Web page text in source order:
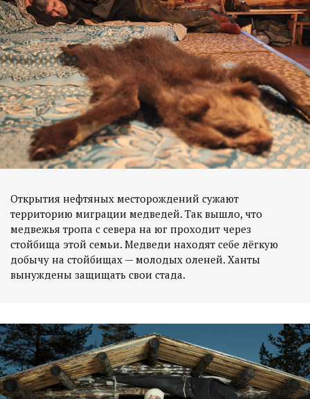
Открытия нефтяных месторождений сужают
территорию миграции медведей. Так вышло, что
медвежья тропа с севера на юг проходит через
стойбища этой семьи. Медведи находят себе лёгкую
добычу на стойбищах — молодых оленей. Ханты
вынуждены защищать свои стада.